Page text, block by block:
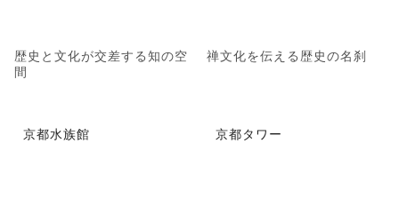
歴史と文化が交差する知の空
間
禅文化を伝える歴史の名刹
京都水族館 京都タワー